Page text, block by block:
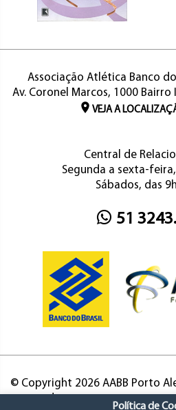
Associação Atlética Banco
Av. Coronel Marcos, 1000 Bairro
VEJA A
Central de
Segunda a sexta-
Sábados, das
51
© Copyright 2026 AABB Porto
Política de